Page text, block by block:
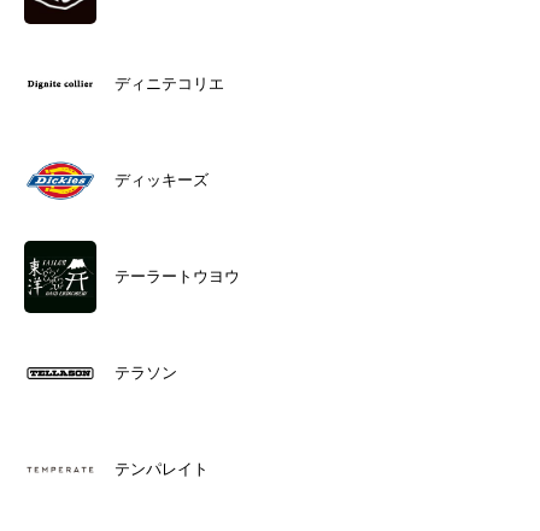
ディニテコリエ
ディッキーズ
テーラートウヨウ
テラソン
テンパレイト